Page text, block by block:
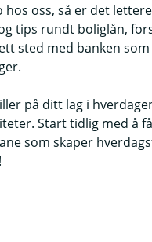
oss, så er det
tips rundt boliglån,
sted med banken
på ditt lag i
Start tidlig med å
som skaper